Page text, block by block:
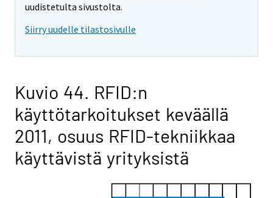
uudistetulta sivustolta.
Siirry uudelle tilastosivulle
Kuvio 44. RFID:n
käyttötarkoitukset keväällä
2011, osuus RFID-tekniikkaa
käyttävistä yrityksistä